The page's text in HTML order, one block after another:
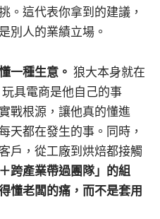
。這代表你拿到的建議，
別人的業績立場。
一種生意。 狼大本身就在
具電商是他自己的事
戰根源，讓他真的懂進
天都在發生的事。同時，
戶，從工廠到烘焙都接觸
跨產業帶過團隊」的組
懂老闆的痛，而不是套用